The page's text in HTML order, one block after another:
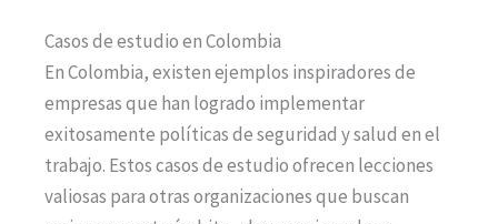
Casos de estudio en Colombia
En Colombia, existen ejemplos inspiradores de
empresas que han logrado implementar
exitosamente políticas de seguridad y salud en el
trabajo. Estos casos de estudio ofrecen lecciones
valiosas para otras organizaciones que buscan